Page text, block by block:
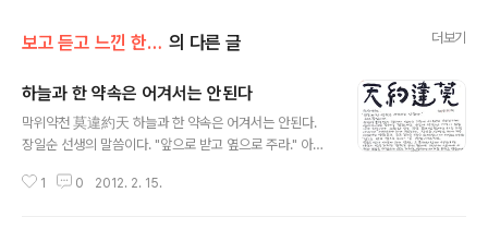
보고 듣고 느낀 한마디 의 다른 글 더보기
하늘과 한 약속은 어겨서는 안된다
막위약천 莫違約天 하늘과 한 약속은 어겨서는 안된다.
장일순 선생의 말씀이다. "앞으로 받고 옆으로 주라." 아무
는 아무도 모르게 하라는 말씀이다. 이제 곧 선거철이 될 것
1 0 2012. 2. 15.